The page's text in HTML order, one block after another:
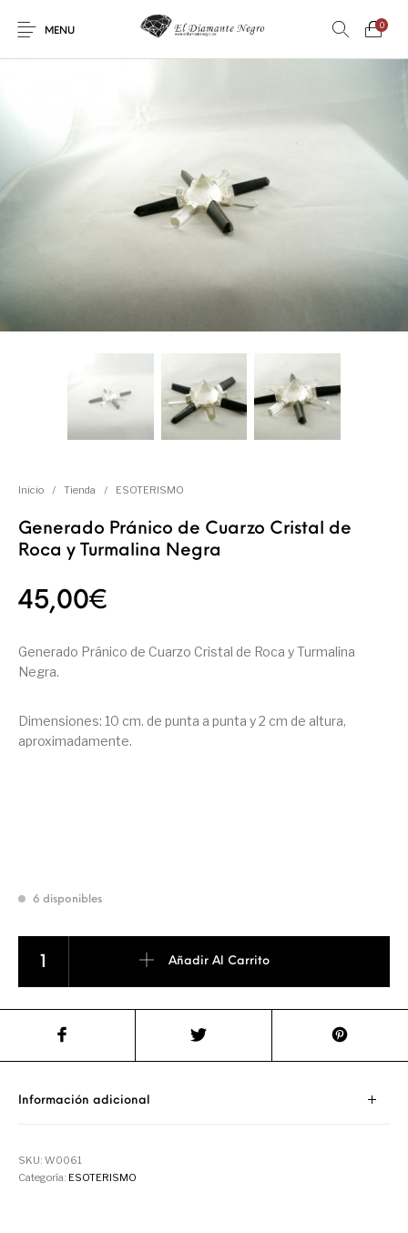
MENU
0
En oferta ! DECORACIÓN
CONSUMO
Inicio / Tienda / ESOTERISMO
Generado Pránico de Cuarzo Cristal de
Roca y Turmalina Negra
45,00€
Generado Pránico de Cuarzo Cristal de Roca y Turmalina
Negra.
Dimensiones: 10 cm. de punta a punta y 2 cm de altura,
aproximadamente.
6 disponibles
Añadir Al Carrito
Información adicional
SKU:W0061
Categoría: ESOTERISMO